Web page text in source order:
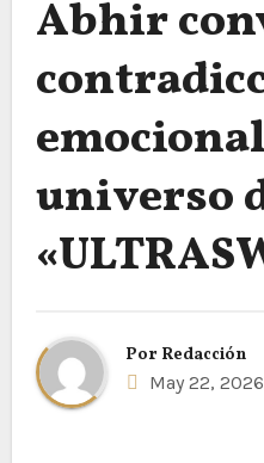
Abhir
universo
Por Redacción
May 22, 2026